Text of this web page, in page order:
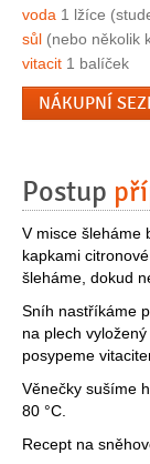
voda 1 lžíce
sůl (nebo několik
vitacit 1 balíček
NÁKUPNÍ
Postup
V misce šleháme
kapkami
šleháme, dokud
Sníh nastříkáme
na plech
posypeme
Věnečky sušíme
80 °C.
Recept na